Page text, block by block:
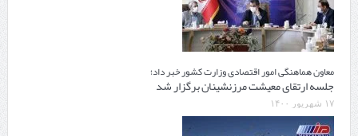
معاون هماهنگی امور اقتصادی وزارت کشور خبر داد؛
جلسه ارتقای معیشت مرزنشینان برگزار شد
۱۷ شهریور ۱۴۰۰